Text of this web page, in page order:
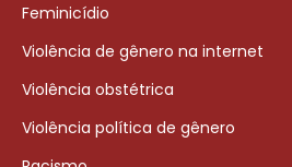
Feminicídio
Violência de gênero na internet
Violência obstétrica
Violência política de gênero